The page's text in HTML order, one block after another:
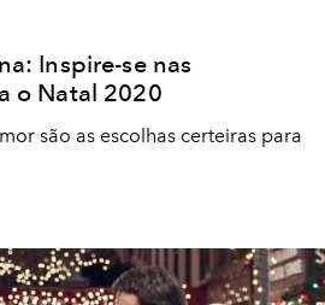
Inspire-se nas
o Natal 2020
são as escolhas certeiras para